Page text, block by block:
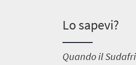
Lo sapevi?
Quando il